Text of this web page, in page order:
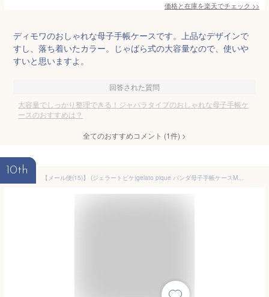
価格と在庫を楽天でチェック >>
ディモワのおしゃれな母子手帳ケースです。上品なデザインで
すし、落ち着いたカラー。じゃばら式の大容量なので、使いや
すいと思いますよ。
回答された質問
大容量でしっかり整理できる！ジャバラタイプのおしゃれな母子手帳ケ
ースのおすすめは？
全てのおすすめコメント (1件) >
10th
【メール便(15)】 (ジェラートピケ)gelato pique パンダ母子手帳ケースM ジェラピケ ジャバラ レディース